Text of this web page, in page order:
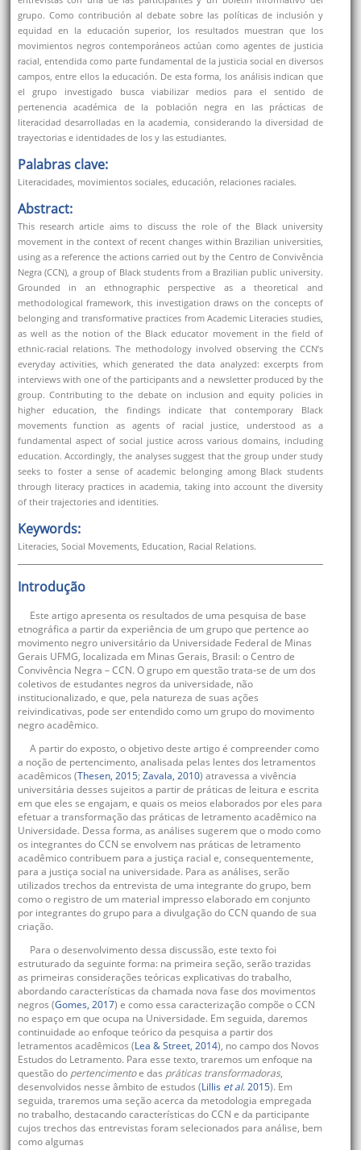
grupo. Como contribución al debate sobre las políticas de inclusión y
equidad en la educación superior, los resultados muestran que los
movimientos negros contemporáneos actúan como agentes de justicia
racial, entendida como parte fundamental de la justicia social en diversos
campos, entre ellos la educación. De esta forma, los análisis indican que
el grupo investigado busca viabilizar medios para el sentido de
pertenencia académica de la población negra en las prácticas de
literacidad desarrolladas en la academia, considerando la diversidad de
trayectorias e identidades de los y las estudiantes.
Palabras clave:
Literacidades, movimientos sociales, educación, relaciones raciales.
Abstract:
This research article aims to discuss the role of the Black university
movement in the context of recent changes within Brazilian universities,
using as a reference the actions carried out by the Centro de Convivência
Negra (CCN), a group of Black students from a Brazilian public university.
Grounded in an ethnographic perspective as a theoretical and
methodological framework, this investigation draws on the concepts of
belonging and transformative practices from Academic Literacies studies,
as well as the notion of the Black educator movement in the field of
ethnic-racial relations. The methodology involved observing the CCN’s
everyday activities, which generated the data analyzed: excerpts from
interviews with one of the participants and a newsletter produced by the
group. Contributing to the debate on inclusion and equity policies in
higher education, the findings indicate that contemporary Black
movements function as agents of racial justice, understood as a
fundamental aspect of social justice across various domains, including
education. Accordingly, the analyses suggest that the group under study
seeks to foster a sense of academic belonging among Black students
through literacy practices in academia, taking into account the diversity
of their trajectories and identities.
Keywords:
Literacies, Social Movements, Education, Racial Relations.
Introdução
Este artigo apresenta os resultados de uma pesquisa de base
etnográfica a partir da experiência de um grupo que pertence ao
movimento negro universitário da Universidade Federal de Minas
Gerais UFMG, localizada em Minas Gerais, Brasil: o Centro de
Convivência Negra – CCN. O grupo em questão trata-se de um dos
coletivos de estudantes negros da universidade, não
institucionalizado, e que, pela natureza de suas ações
reivindicativas, pode ser entendido como um grupo do movimento
negro acadêmico.
A partir do exposto, o objetivo deste artigo é compreender como
a noção de pertencimento, analisada pelas lentes dos letramentos
acadêmicos (Thesen, 2015; Zavala, 2010) atravessa a vivência
universitária desses sujeitos a partir de práticas de leitura e escrita
em que eles se engajam, e quais os meios elaborados por eles para
efetuar a transformação das práticas de letramento acadêmico na
Universidade. Dessa forma, as análises sugerem que o modo como
os integrantes do CCN se envolvem nas práticas de letramento
acadêmico contribuem para a justiça racial e, consequentemente,
para a justiça social na universidade. Para as análises, serão
utilizados trechos da entrevista de uma integrante do grupo, bem
como o registro de um material impresso elaborado em conjunto
por integrantes do grupo para a divulgação do CCN quando de sua
criação.
Para o desenvolvimento dessa discussão, este texto foi
estruturado da seguinte forma: na primeira seção, serão trazidas
as primeiras considerações teóricas explicativas do trabalho,
abordando características da chamada nova fase dos movimentos
negros (Gomes, 2017) e como essa caracterização compõe o CCN
no espaço em que ocupa na Universidade. Em seguida, daremos
continuidade ao enfoque teórico da pesquisa a partir dos
letramentos acadêmicos (Lea & Street, 2014), no campo dos Novos
Estudos do Letramento. Para esse texto, traremos um enfoque na
questão do pertencimentoe das práticas transformadoras,
desenvolvidos nesse âmbito de estudos (Lillis et al. 2015). Em
seguida, traremos uma seção acerca da metodologia empregada
no trabalho, destacando características do CCN e da participante
cujos trechos das entrevistas foram selecionados para análise, bem
como algumas